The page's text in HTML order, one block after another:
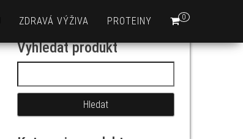
0
ZDRAVÁ VÝŽIVA PROTEINY
Vyhledat produkt